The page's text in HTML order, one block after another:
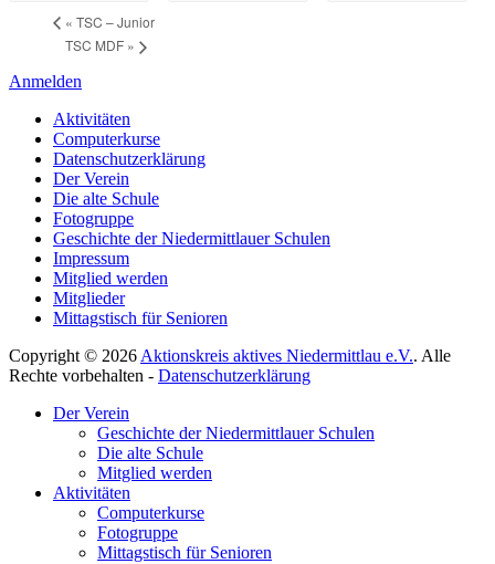
« TSC – Junior
TSC MDF »
Anmelden
Aktivitäten
Computerkurse
Datenschutzerklärung
Der Verein
Die alte Schule
Fotogruppe
Geschichte der Niedermittlauer Schulen
Impressum
Mitglied werden
Mitglieder
Mittagstisch für Senioren
Copyright © 2026 Aktionskreis aktives Niedermittlau e.V.. Alle
Rechte vorbehalten - Datenschutzerklärung
scrollenDer Verein
Geschichte der Niedermittlauer Schulen
Die alte Schule
Mitglied werden
Aktivitäten
Computerkurse
Fotogruppe
Mittagstisch für Senioren